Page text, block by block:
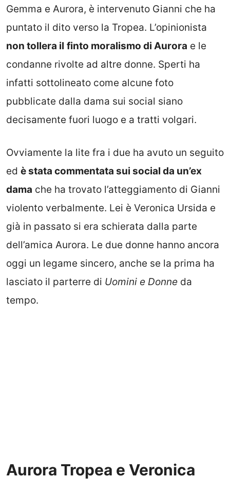
Gemma e Aurora, è intervenuto Gianni che ha
puntato il dito verso la Tropea. L’opinionista
non tollera il finto moralismo di Aurora e le
condanne rivolte ad altre donne. Sperti ha
infatti sottolineato come alcune foto
pubblicate dalla dama sui social siano
decisamente fuori luogo e a tratti volgari.
Ovviamente la lite fra i due ha avuto un seguito
ed è stata commentata sui social da un’ex
dama che ha trovato l’atteggiamento di Gianni
violento verbalmente. Lei è Veronica Ursida e
già in passato si era schierata dalla parte
dell’amica Aurora. Le due donne hanno ancora
oggi un legame sincero, anche se la prima ha
lasciato il parterre di Uomini e Donne da
tempo.
Aurora Tropea e Veronica